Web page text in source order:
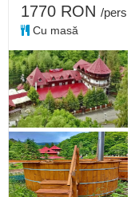
1770 RON /pers
Cu masă